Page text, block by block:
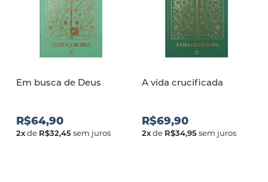
Em busca de Deus
R$64,90
2xde R$32,45sem juros
A vida crucificada
R$69,90
2xde R$34,95sem juros